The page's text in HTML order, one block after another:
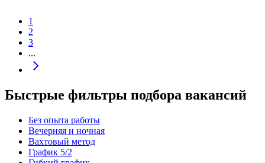
1
2
3
...
Быстрые фильтры подбора вакансий
Без опыта работы
Вечерняя и ночная
Вахтовый метод
График 5/2